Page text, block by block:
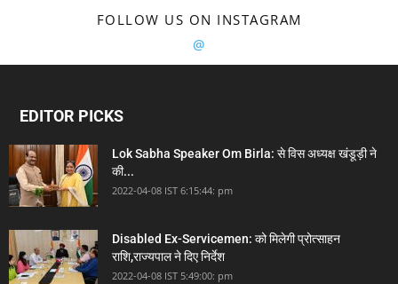
FOLLOW US ON INSTAGRAM
@
EDITOR PICKS
Lok Sabha Speaker Om Birla: से विस अध्यक्ष खंडूड़ी ने
की...
2022-04-08 IST 6:15:44: pm
Disabled Ex-Servicemen: को मिलेगी प्रोत्साहन
राशि,राज्यपाल ने दिए निर्देश
2022-04-08 IST 5:49:00: pm